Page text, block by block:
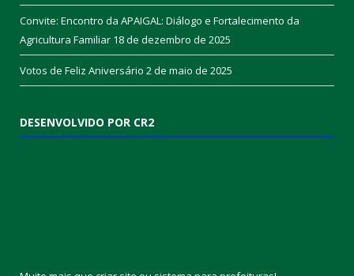
Convite: Encontro da APAIGAL: Diálogo e Fortalecimento da
Agricultura Familiar 18 de dezembro de 2025
Votos de Feliz Aniversário 2 de maio de 2025
DESENVOLVIDO POR CR2